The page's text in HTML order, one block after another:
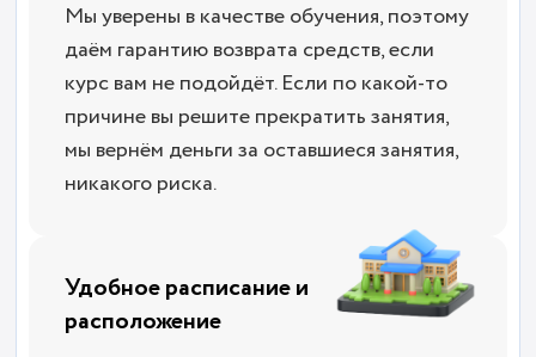
Мы уверены в качестве обучения, поэтому
даём гарантию возврата средств, если
курс вам не подойдёт. Если по какой-то
причине вы решите прекратить занятия,
мы вернём деньги за оставшиеся занятия,
никакого риска.
Удобное расписание и
расположение